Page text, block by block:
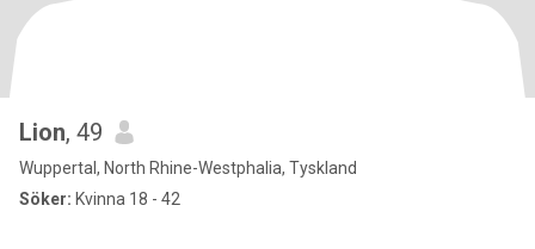
Lion, 49
Wuppertal, North Rhine-Westphalia, Tyskland
Söker: Kvinna 18 - 42